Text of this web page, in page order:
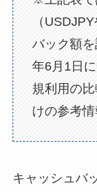
（
バック額
年6月1日
規利用の
けの参考情
キャッシュバ